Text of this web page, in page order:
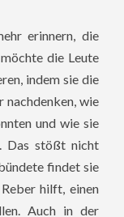
erinnern, die
die Leute
indem sie die
nachdenken, wie
und wie sie
Das stößt nicht
findet sie
hilft, einen
Auch in der